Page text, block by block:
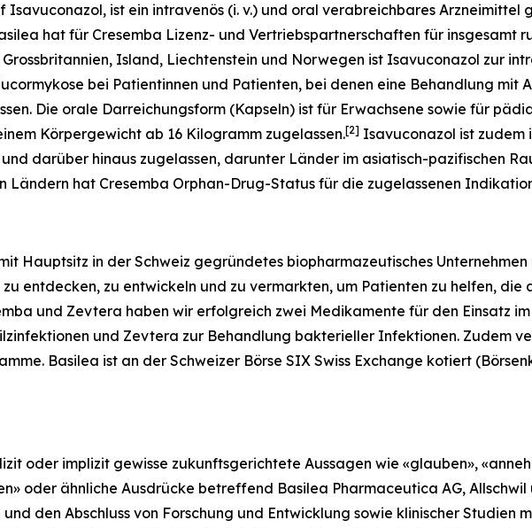
Isavuconazol, ist ein intravenös (i. v.) und oral verabreichbares
hat für Cresemba Lizenz- und Vertriebspartnerschaften für insgesamt
Grossbritannien, Island, Liechtenstein und Norwegen ist Isavuconazol zur
bei Patientinnen und Patienten, bei denen eine Behandlung mit
Die orale Darreichungsform (Kapseln) ist für Erwachsene sowie für
Körpergewicht ab 16 Kilogramm zugelassen.[2] Isavuconazol ist zudem
darüber hinaus zugelassen, darunter Länder im asiatisch-pazifischen
Ländern hat Cresemba Orphan-Drug-Status für die zugelassenen
Hauptsitz in der Schweiz gegründetes biopharmazeutisches
entdecken, zu entwickeln und zu vermarkten, um Patienten zu helfen,
und Zevtera haben wir erfolgreich zwei Medikamente für den Einsatz
und Zevtera zur Behandlung bakterieller Infektionen. Zudem
Basilea ist an der Schweizer Börse SIX Swiss Exchange kotiert
oder implizit gewisse zukunftsgerichtete Aussagen wie «glauben»,
oder ähnliche Ausdrücke betreffend Basilea Pharmaceutica AG,
den Abschluss von Forschung und Entwicklung sowie klinischer Studien